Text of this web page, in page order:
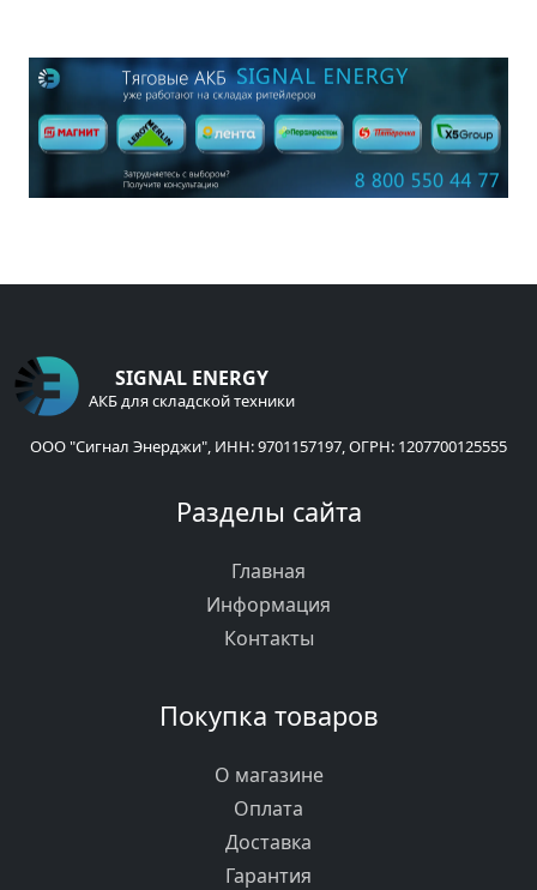
SIGNAL ENERGY
АКБ для складской техники
ООО "Сигнал Энерджи", ИНН: 9701157197, ОГРН: 1207700125555
Разделы сайта
Главная
Информация
Контакты
Покупка товаров
О магазине
Оплата
Доставка
Гарантия